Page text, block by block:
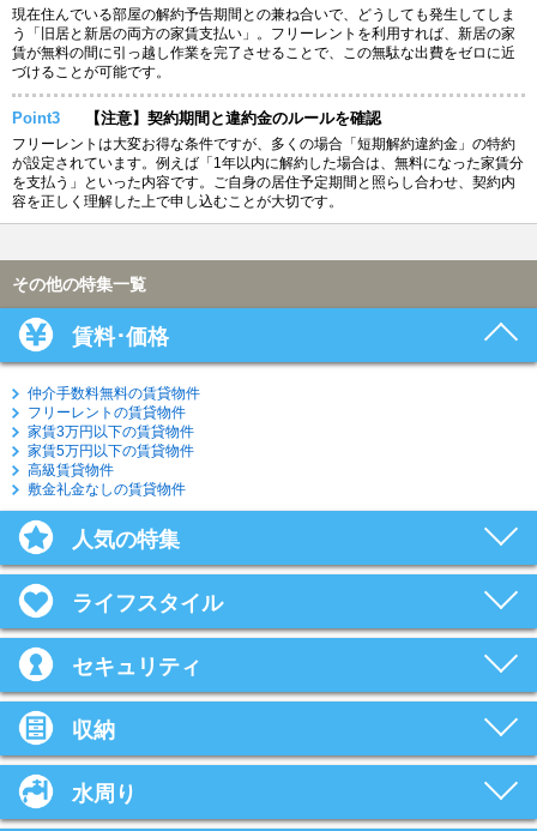
現在住んでいる部屋の解約予告期間との兼ね合いで、どうしても発生してしま
う「旧居と新居の両方の家賃支払い」。フリーレントを利用すれば、新居の家
賃が無料の間に引っ越し作業を完了させることで、この無駄な出費をゼロに近
づけることが可能です。
Point3 【注意】契約期間と違約金のルールを確認
フリーレントは大変お得な条件ですが、多くの場合「短期解約違約金」の特約
が設定されています。例えば「1年以内に解約した場合は、無料になった家賃分
を支払う」といった内容です。ご自身の居住予定期間と照らし合わせ、契約内
容を正しく理解した上で申し込むことが大切です。
その他の特集一覧
賃料･価格
仲介手数料無料の賃貸物件
フリーレントの賃貸物件
家賃3万円以下の賃貸物件
家賃5万円以下の賃貸物件
高級賃貸物件
敷金礼金なしの賃貸物件
人気の特集
ライフスタイル
セキュリティ
収納
水周り